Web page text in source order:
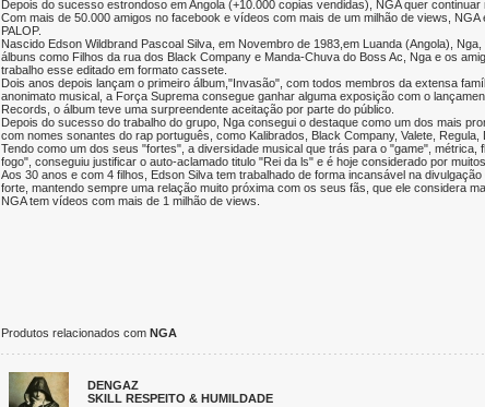
Depois do sucesso estrondoso em Angola (+10.000 copias vendidas), NGA quer
Com mais de 50.000 amigos no facebook e vídeos com mais de um milhão de views,
PALOP.
Nascido Edson Wildbrand Pascoal Silva, em Novembro de 1983,em Luanda (Angola),
álbuns como Filhos da rua dos Black Company e Manda-Chuva do Boss Ac, Nga e os
trabalho esse editado em formato cassete.
Dois anos depois lançam o primeiro álbum,"Invasão", com todos membros da extensa
anonimato musical, a Força Suprema consegue ganhar alguma exposição com o
Records, o álbum teve uma surpreendente aceitação por parte do público.
Depois do sucesso do trabalho do grupo, Nga consegui o destaque como um dos mais
com nomes sonantes do rap português, como Kalibrados, Black Company, Valete,
Tendo como um dos seus "fortes", a diversidade musical que trás para o "game",
fogo", conseguiu justificar o auto-aclamado titulo "Rei da ls" e é hoje considerado por
Aos 30 anos e com 4 filhos, Edson Silva tem trabalhado de forma incansável na
forte, mantendo sempre uma relação muito próxima com os seus fãs, que ele considera
NGA tem vídeos com mais de 1 milhão de views.
Produtos relacionados com NGA
DENGAZ
SKILL RESPEITO & HUMILDADE